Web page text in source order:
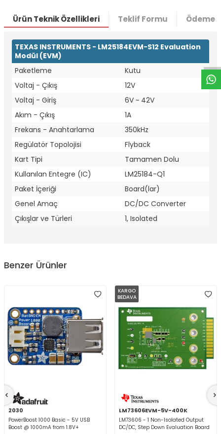
W
h
t
a
p
p
D
e
s
e
H
a
t
t
Ürün Teknik Özellikleri Teklif Formu Ödeme
TEXAS INSTRUMENTS - LM25184EVM-S12 Evaluation
Modül (EVM)
Paketleme
Kutu
Voltaj - Çıkış
12V
Voltaj - Giriş
6V ~ 42V
Akım - Çıkış
1A
Frekans - Anahtarlama
350kHz
Regülatör Topolojisi
Flyback
Kart Tipi
Tamamen Dolu
Kullanılan Entegre (IC)
LM25184-Q1
Paket İçeriği
Board(lar)
Genel Amaç
DC/DC Converter
Çıkışlar ve Türleri
1, Isolated
Benzer Ürünler
2030
PowerBoost 1000 Basic - 5V USB
Boost @ 1000mA from 1.8V+
KARGO
BEDAVA
LM73606EVM-5V-400K
LM73606 - 1 Non-Isolated Output
DC/DC, Step Down Evaluation Board